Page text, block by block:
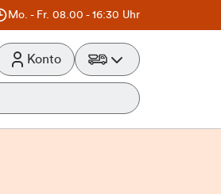
Mo. - Fr. 08.00 - 16:30 Uhr
Konto